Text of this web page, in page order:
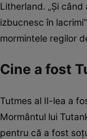
Litherland. „Şi
izbucnesc în
mormintele regilor
Cine a fost
Tutmes al II-lea a
Mormântul lui
pentru că a fost